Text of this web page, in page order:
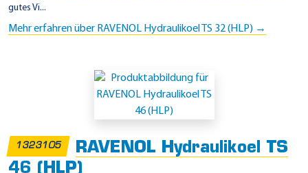
gutes Vi...
Mehr erfahren über RAVENOL Hydraulikoel TS 32 (HLP) →
1323105
RAVENOL Hydraulikoel TS
46 (HLP)